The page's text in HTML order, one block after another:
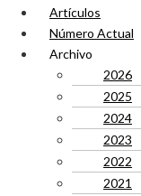
Artículos
Número Actual
Archivo
2026
2025
2024
2023
2022
2021